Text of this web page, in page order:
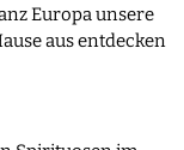
Europa unsere
aus entdecken